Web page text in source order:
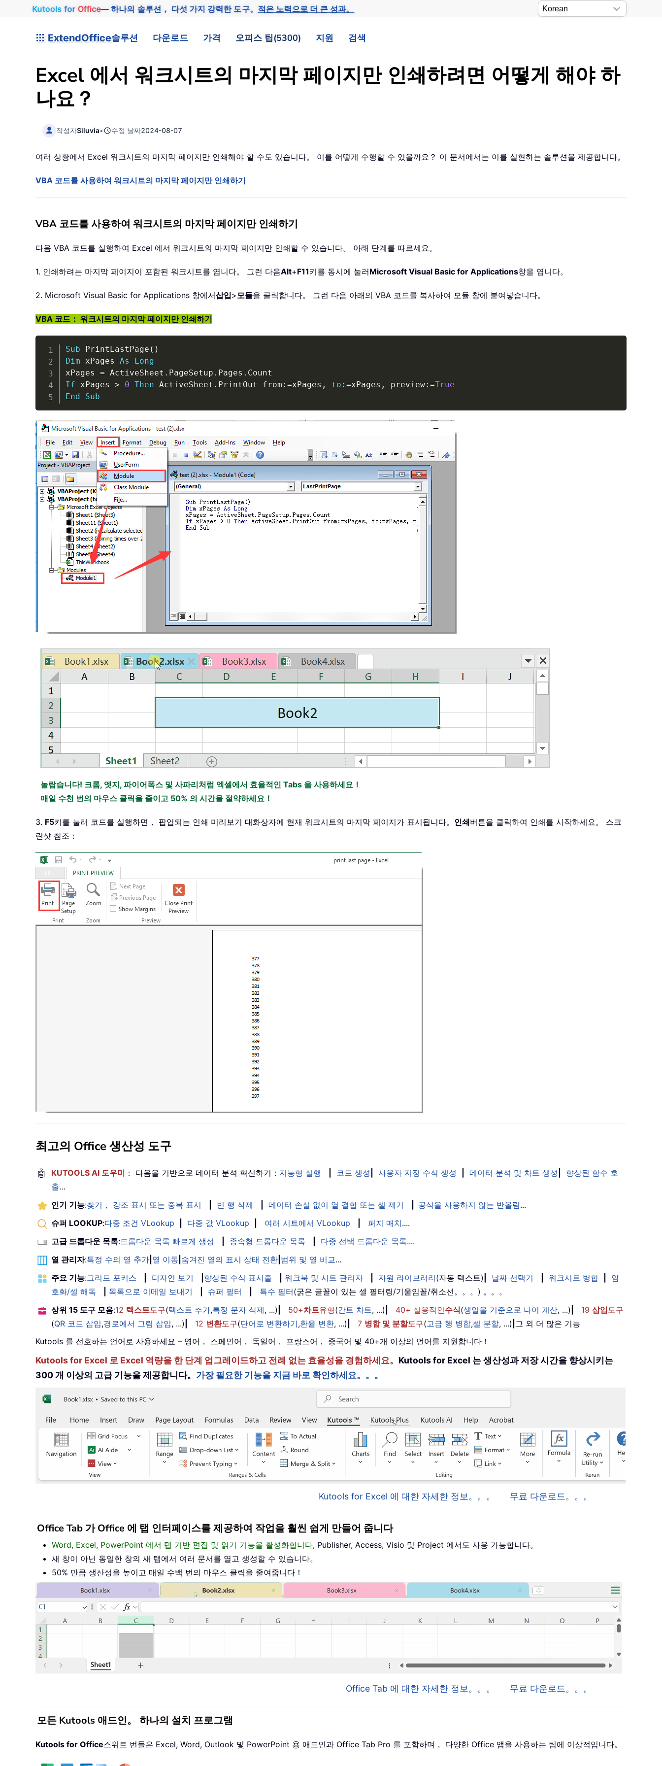
Kutools for Office— 하나의 솔루션， 다섯 가지 강력한 도구。 적은 노력으로 더 큰 성과。
ExtendOffice솔루션 다운로드 가격 오피스 팁(5300) 지원 검색
Excel 에서 워크시트의 마지막 페이지만 인쇄하려면 어떻게 해야 하
나요？
작성자Siluvia• 수정 날짜2024-08-07
여러 상황에서 Excel 워크시트의 마지막 페이지만 인쇄해야 할 수도 있습니다。 이를 어떻게 수행할 수 있을까요？ 이 문서에서는 이를 실현하는 솔루션을 제공합니다。
VBA 코드를 사용하여 워크시트의 마지막 페이지만 인쇄하기
VBA 코드를 사용하여 워크시트의 마지막 페이지만 인쇄하기
다음 VBA 코드를 실행하여 Excel 에서 워크시트의 마지막 페이지만 인쇄할 수 있습니다。 아래 단계를 따르세요。
1. 인쇄하려는 마지막 페이지이 포함된 워크시트를 엽니다。 그런 다음Alt+F11키를 동시에 눌러Microsoft Visual Basic for Applications창을 엽니다。
2. Microsoft Visual Basic for Applications 창에서삽입>모듈을 클릭합니다。 그런 다음 아래의 VBA 코드를 복사하여 모듈 창에 붙여넣습니다。
VBA 코드： 워크시트의 마지막 페이지만 인쇄하기
Sub PrintLastPage ( )
Dim xPages As
Long
xPages = ActiveSheet . PageSetup . Pages .
If xPages > 0 Then ActiveSheet . PrintOut from : =xPages , to : =xPages , preview: =True
End
Sub
놀랍습니다! 크롬, 엣지, 파이어폭스 및 사파리처럼 엑셀에서 효율적인 Tabs 을 사용하세요！
매일 수천 번의 마우스 클릭을 줄이고 50% 의 시간을 절약하세요！
3. F5키를 눌러 코드를 실행하면， 팝업되는 인쇄 미리보기 대화상자에 현재 워크시트의 마지막 페이지가 표시됩니다。 인쇄버튼을 클릭하여 인쇄를 시작하세요。 스크
린샷 참조：
최고의 Office 생산성 도구
🤖 KUTOOLS AI 도우미 ： 다음을 기반으로 데이터 분석 혁신하기： 지능형 실행 코드 생성 사용자 지정 수식 생성 데이터 분석 및 차트 생성
향상된 함수 호
출…
인기 기능:찾기， 강조 표시 또는 중복 표시 빈 행 삭제 데이터 손실 없이 열 결합 또는 셀 제거 공식을 사용하지 않는 반올림...
슈퍼 LOOKUP:다중 조건 VLookup 다중 값 VLookup 여러 시트에서 VLookup 퍼지 매치....
고급 드롭다운 목록:드롭다운 목록 빠르게 생성 종속형 드롭다운 목록 다중 선택 드롭다운 목록....
열 관리자:특정 수의 열 추가 열 이동 숨겨진 열의 표시 상태 전환 범위 및 열 비교...
주요 기능:그리드 포커스 디자인 보기 향상된 수식 표시줄 워크북 및 시트 관리자 자원 라이브러리(자동 텍스트) 날짜 선택기 워크시트 병합
암
호화/셀 해독
목록으로 이메일 보내기 슈퍼 필터 특수 필터(굵은 글꼴이 있는 셀 필터링/기울임꼴/취소선。。。) 。。。
상위 15 도구 모음:12 텍스트도구(텍스트 추가,특정 문자 삭제, ...) 50+차트유형(간트 차트, ...) 40+ 실용적인수식(생일을 기준으로 나이 계산, ...) 19 삽입도구
(QR 코드 삽입,경로에서 그림 삽입, ...) 12 변환도구(단어로 변환하기,환율 변환, ...) 7 병합 및 분할도구(고급 행 병합,셀 분할, ...) 그 외 더 많은 기능
Kutools 를 선호하는 언어로 사용하세요 – 영어， 스페인어， 독일어， 프랑스어， 중국어 및 40+개 이상의 언어를 지원합니다！
Kutools for Excel 로 Excel 역량을 한 단계 업그레이드하고 전례 없는 효율성을 경험하세요。 Kutools for Excel 는 생산성과 저장 시간을 향상시키는
300 개 이상의 고급 기능을 제공합니다。 가장 필요한 기능을 지금 바로 확인하세요。。。
Kutools for Excel 에 대한 자세한 정보。。。 무료 다운로드。。。
Office Tab 가 Office 에 탭 인터페이스를 제공하여 작업을 훨씬 쉽게 만들어 줍니다
Word, Excel, PowerPoint 에서 탭 기반 편집 및 읽기 기능을 활성화합니다, Publisher, Access, Visio 및 Project 에서도 사용 가능합니다。
새 창이 아닌 동일한 창의 새 탭에서 여러 문서를 열고 생성할 수 있습니다。
50% 만큼 생산성을 높이고 매일 수백 번의 마우스 클릭을 줄여줍니다！
Office Tab 에 대한 자세한 정보。。。 무료 다운로드。。。
모든 Kutools 애드인。 하나의 설치 프로그램
Kutools for Office스위트 번들은 Excel, Word, Outlook 및 PowerPoint 용 애드인과 Office Tab Pro 를 포함하며， 다양한 Office 앱을 사용하는 팀에 이상적입니다。